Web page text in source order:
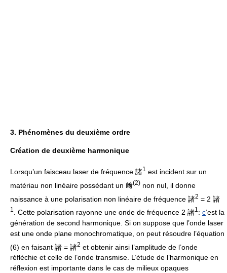
3. Phénomènes du deuxième ordre
Création de deuxième harmonique
Lorsqu’un faisceau laser de fréquence 諸1
est incident sur un
matériau non linéaire possédant un 﨑(2) non nul, il donne
naissance à une polarisation non linéaire de fréquence 諸2 = 2 諸
1 . Cette polarisation rayonne une onde de fréquence 2 諸1 : c’est la
génération de second harmonique. Si on suppose que l’onde laser
est une onde plane monochromatique, on peut résoudre l’équation
(6) en faisant 諸 = 諸2 et obtenir ainsi l’amplitude de l’onde
réfléchie et celle de l’onde transmise. L’étude de l’harmonique en
réflexion est importante dans le cas de milieux opaques